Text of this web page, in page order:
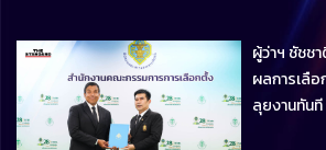
ผู้ว่าฯ ชัชช
ผลการเลื
ลุยงานทัน